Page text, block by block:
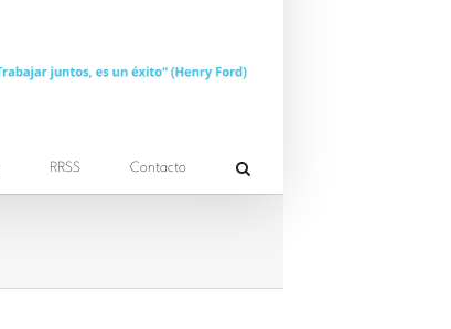
RRSS Contacto